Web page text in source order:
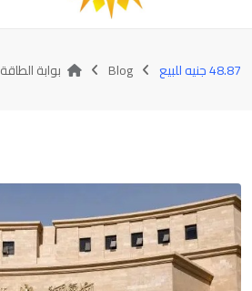
48.87 جنيه للبيع Blog بوابة الطاقة